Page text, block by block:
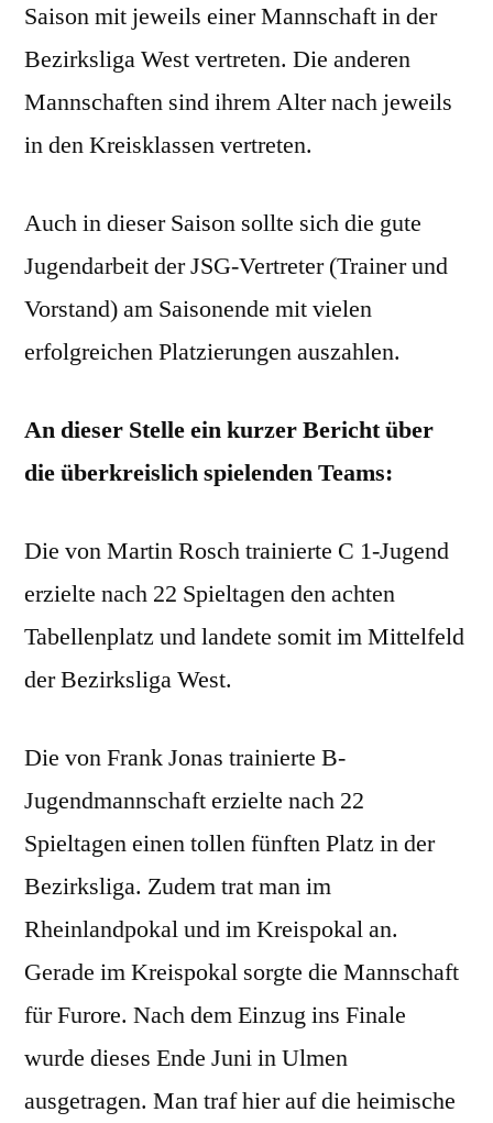
Saison mit jeweils einer Mannschaft in der
Bezirksliga West vertreten. Die anderen
Mannschaften sind ihrem Alter nach jeweils
in den Kreisklassen vertreten.
Auch in dieser Saison sollte sich die gute
Jugendarbeit der JSG-Vertreter (Trainer und
Vorstand) am Saisonende mit vielen
erfolgreichen Platzierungen auszahlen.
An dieser Stelle ein kurzer Bericht über
die überkreislich spielenden Teams:
Die von Martin Rosch trainierte C 1-Jugend
erzielte nach 22 Spieltagen den achten
Tabellenplatz und landete somit im Mittelfeld
der Bezirksliga West.
Die von Frank Jonas trainierte B-
Jugendmannschaft erzielte nach 22
Spieltagen einen tollen fünften Platz in der
Bezirksliga. Zudem trat man im
Rheinlandpokal und im Kreispokal an.
Gerade im Kreispokal sorgte die Mannschaft
für Furore. Nach dem Einzug ins Finale
wurde dieses Ende Juni in Ulmen
ausgetragen. Man traf hier auf die heimische